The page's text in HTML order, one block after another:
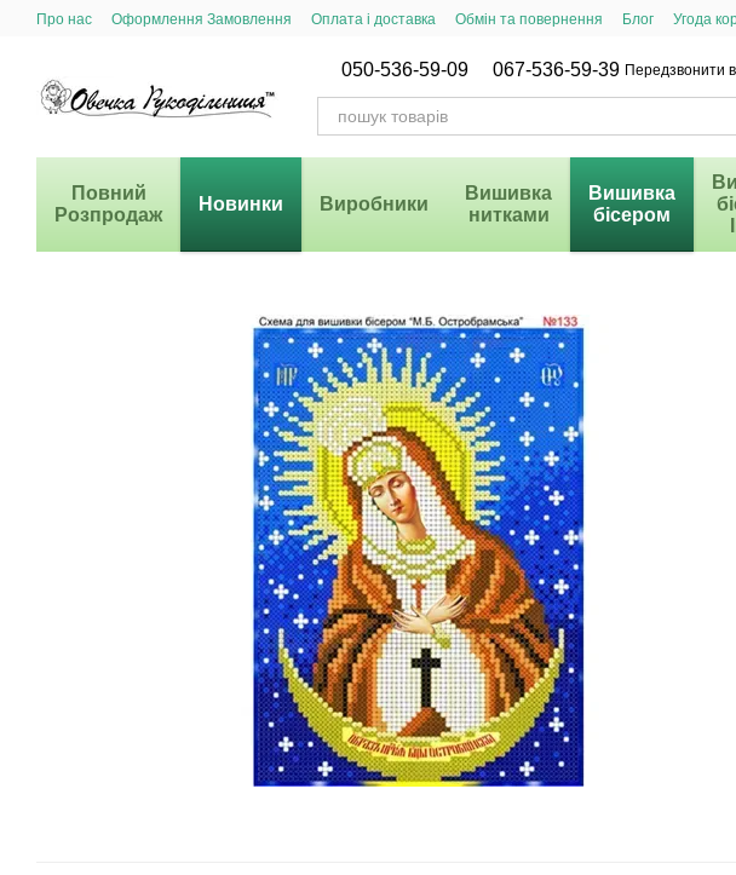
Перейти до основного контенту
Про нас Оформлення Замовлення Оплата і доставка Обмін та повернення Блог Угода
050-536-59-09 067-536-59-39 Передзвонити
Повний
Розпродаж
Новинки Виробники
Вишивка
нитками
Вишивка
бісером